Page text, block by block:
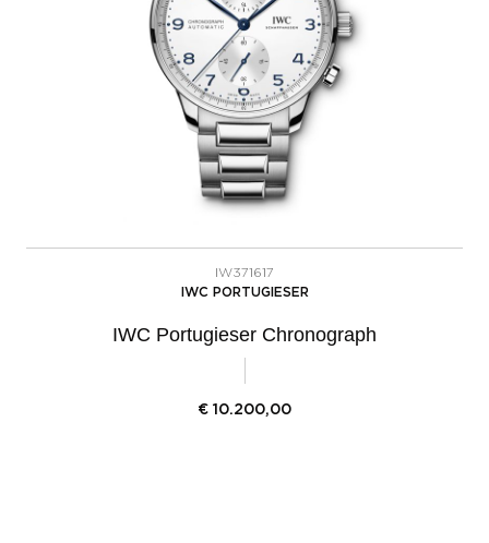
IW371617
IWC PORTUGIESER
IWC Portugieser Chronograph
€ 10.200,00